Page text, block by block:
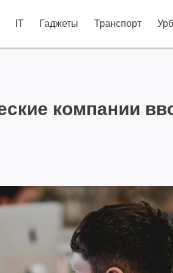
IT Гаджеты Транспорт
компании